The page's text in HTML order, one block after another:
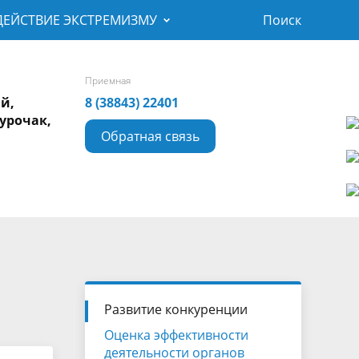
ЭКСТРЕМИЗМУ Поиск
Приемная
8 (38843) 22401
Обратная связь
Развитие конкуренции
Оценка эффективности
деятельности органов